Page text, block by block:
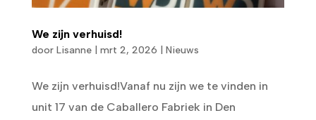
We zijn verhuisd!
door Lisanne| mrt 2, 2026 Nieuws
We zijn verhuisd!Vanaf nu zijn we te vinden in
unit 17 van de Caballero Fabriek in Den